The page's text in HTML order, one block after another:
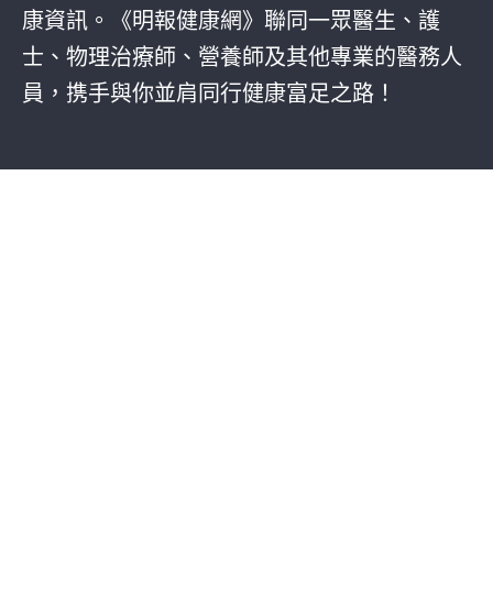
康資訊。《明報健康網》聯同一眾醫生、護
士、物理治療師、營養師及其他專業的醫務人
員，携手與你並肩同行健康富足之路！